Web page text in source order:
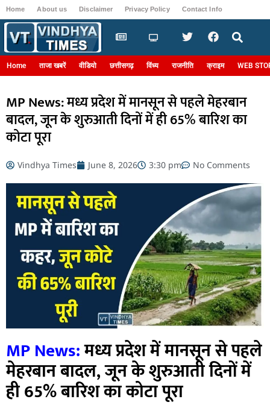
Home About us Disclaimer Privacy Policy Contact Info
Home ताजा खबरें वीडियो छत्तीसगढ़ विंध्य राजनीति क्राइम WEB
MP News: मध्य प्रदेश में मानसून से पहले मेहरबान
बादल, जून के शुरुआती दिनों में ही 65% बारिश का
कोटा पूरा
Vindhya Times June 8, 2026 3:30 pm No Comments
MP News:मध्य प्रदेश में मानसून से पहले
मेहरबान बादल, जून के शुरुआती दिनों में
ही 65% बारिश का कोटा पूरा